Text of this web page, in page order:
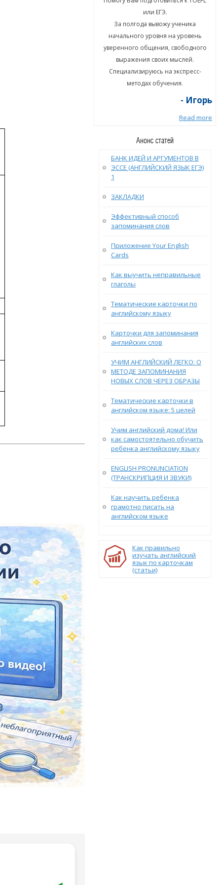
или ЕГЭ.
За полгода вывожу ученика
начального уровня на уровень
уверенного общения, свободного
выражения своих мыслей.
Специализируюсь на экспресс-
методах обучения.
- Игорь
Read more
Анонс статей
БАНК ИДЕЙ И АРГУМЕНТОВ В
ЭССЕ (АНГЛИЙСКИЙ ЯЗЫК ЕГЭ)
1
ЗАКЛАДКИ
Эффективный способ
запоминания слов
Приложение Your English
Cards
Как выучить неправильные
глаголы
Тематические карточки по
английскому языку
Карточки для запоминания
английских слов
УЧИМ АНГЛИЙСКИЙ ЛЕГКО: О
МЕТОДЕ ЗАПОМИНАНИЯ
НОВЫХ СЛОВ ЧЕРЕЗ ОБРАЗЫ
Тематические карточки в
английском языке: 5 целей
Учим английский дома! Или
как самостоятельно обучить
ребенка английскому языку
ENGLISH PRONUNCIATION
(ТРАНСКРИПЦИЯ И ЗВУКИ)
Как научить ребенка
грамотно писать на
английском языке
Как правильно
изучать английский
язык по карточкам
(статьи)